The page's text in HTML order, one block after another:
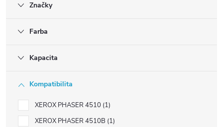
Značky
Farba
Kapacita
Kompatibilita
XEROX PHASER 4510 1
XEROX PHASER 4510B 1